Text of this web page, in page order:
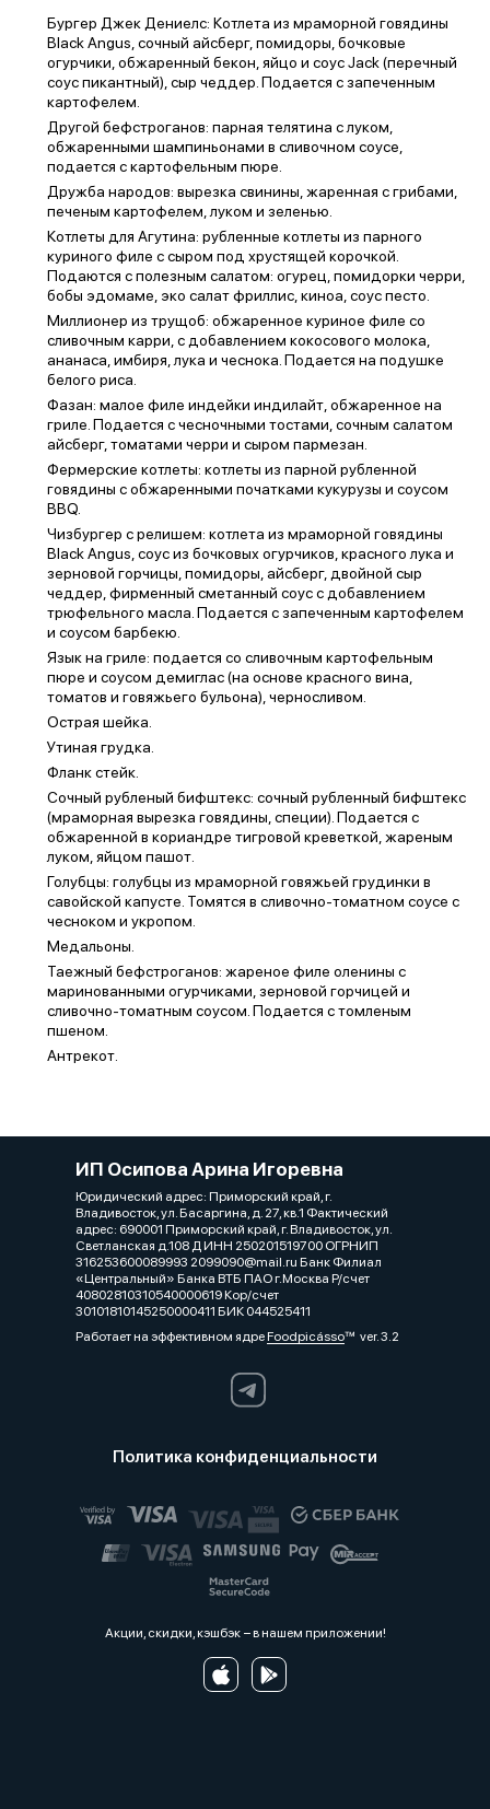
Бургер Джек Дениелс: Котлета из мраморной говядины
Black Angus, сочный айсберг, помидоры, бочковые
огурчики, обжаренный бекон, яйцо и соус Jack (перечный
соус пикантный), сыр чеддер. Подается с запеченным
картофелем.
Другой бефстроганов: парная телятина с луком,
обжаренными шампиньонами в сливочном соусе,
подается с картофельным пюре.
Дружба народов: вырезка свинины, жаренная с грибами,
печеным картофелем, луком и зеленью.
Котлеты для Агутина: рубленные котлеты из парного
куриного филе с сыром под хрустящей корочкой.
Подаются с полезным салатом: огурец, помидорки черри,
бобы эдомаме, эко салат фриллис, киноа, соус песто.
Миллионер из трущоб: обжаренное куриное филе со
сливочным карри, с добавлением кокосового молока,
ананаса, имбиря, лука и чеснока. Подается на подушке
белого риса.
Фазан: малое филе индейки индилайт, обжаренное на
гриле. Подается с чесночными тостами, сочным салатом
айсберг, томатами черри и сыром пармезан.
Фермерские котлеты: котлеты из парной рубленной
говядины с обжаренными початками кукурузы и соусом
BBQ.
Чизбургер с релишем: котлета из мраморной говядины
Black Angus, соус из бочковых огурчиков, красного лука и
зерновой горчицы, помидоры, айсберг, двойной сыр
чеддер, фирменный сметанный соус с добавлением
трюфельного масла. Подается с запеченным картофелем
и соусом барбекю.
Язык на гриле: подается со сливочным картофельным
пюре и соусом демиглас (на основе красного вина,
томатов и говяжьего бульона), черносливом.
Острая шейка.
Утиная грудка.
Фланк стейк.
Сочный рубленый бифштекс: сочный рубленный бифштекс
(мраморная вырезка говядины, специи). Подается с
обжаренной в кориандре тигровой креветкой, жареным
луком, яйцом пашот.
Голубцы: голубцы из мраморной говяжьей грудинки в
савойской капусте. Томятся в сливочно-томатном соусе с
чесноком и укропом.
Медальоны.
Таежный бефстроганов: жареное филе оленины с
маринованными огурчиками, зерновой горчицей и
сливочно-томатным соусом. Подается с томленым
пшеном.
Антрекот.
ИП Осипова Арина Игоревна
Юридический адрес: Приморский край, г.
Владивосток, ул. Басаргина, д. 27, кв.1 Фактический
адрес: 690001 Приморский край, г. Владивосток, ул.
Светланская д.108 Д ИНН 250201519700 ОГРНИП
316253600089993 2099090@mail.ru Банк Филиал
«Центральный» Банка ВТБ ПАО г.Москва Р/счет
40802810310540000619 Кор/счет
30101810145250000411 БИК 044525411
Работает на эффективном ядреFoodpicássover. 3.2
Политика конфиденциальности
Акции, скидки, кэшбэк − в нашем приложении!